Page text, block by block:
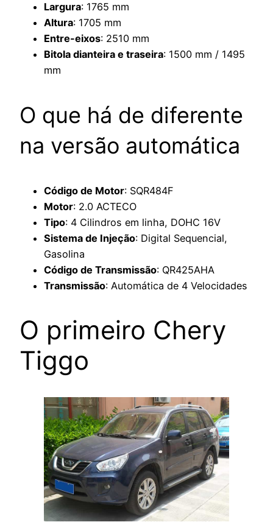
Largura: 1765 mm
Altura: 1705 mm
Entre-eixos: 2510 mm
Bitola dianteira e traseira: 1500 mm / 1495
mm
O que há de diferente
na versão automática
Código de Motor: SQR484F
Motor: 2.0 ACTECO
Tipo: 4 Cilindros em linha, DOHC 16V
Sistema de Injeção: Digital Sequencial,
Gasolina
Código de Transmissão: QR425AHA
Transmissão: Automática de 4 Velocidades
O primeiro Chery
Tiggo